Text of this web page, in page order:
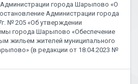
города Шарыпово «О
Администрации города
№ 205 «Об утверждении
города Шарыпово «Обеспечение
жильем жителей муниципального
(в редакции от 18.04.2023 №